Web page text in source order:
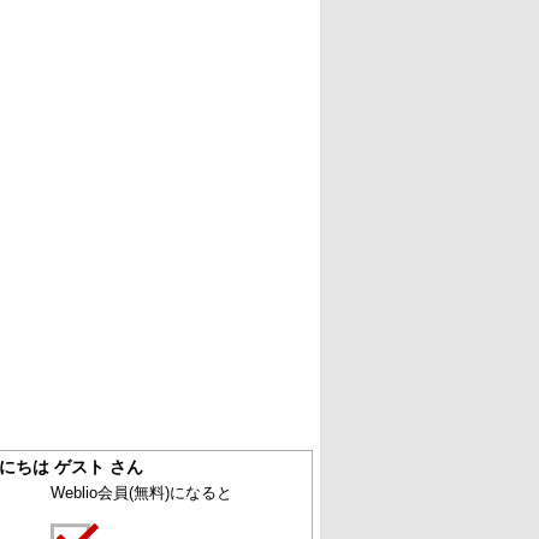
ちは ゲスト さん
Weblio会員(無料)になると